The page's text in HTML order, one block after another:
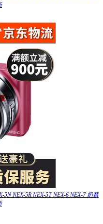
NEX-5R NEX-5T NEX-6 NEX-7 奶昔